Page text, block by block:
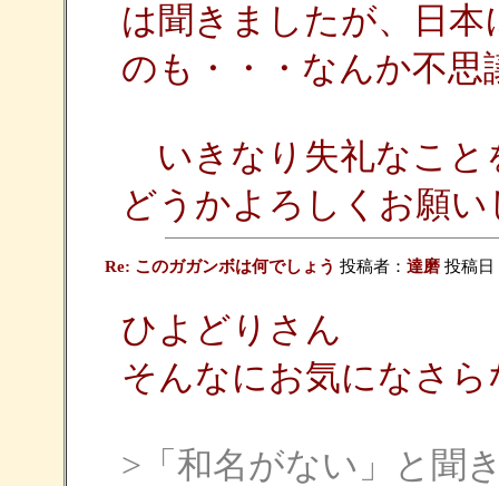
は聞きましたが、日
のも・・・なんか不思
いきなり失礼なこと
どうかよろしくお願い
Re: このガガンボは何でしょう 投稿者： 達磨投稿日
ひよどりさん
そんなにお気になさ
>「和名がない」と聞